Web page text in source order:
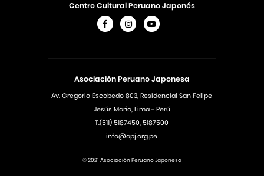
Asociación Peruano Japonesa
Av. Gregorio Escobedo 803, Residencial San Felipe
Jesús Maria, Lima - Perú
T.(511) 5187450, 5187500
info@apj.org.pe
Centro Cultural Peruano Japonés
© 2021 Asociación Peruano Japonesa